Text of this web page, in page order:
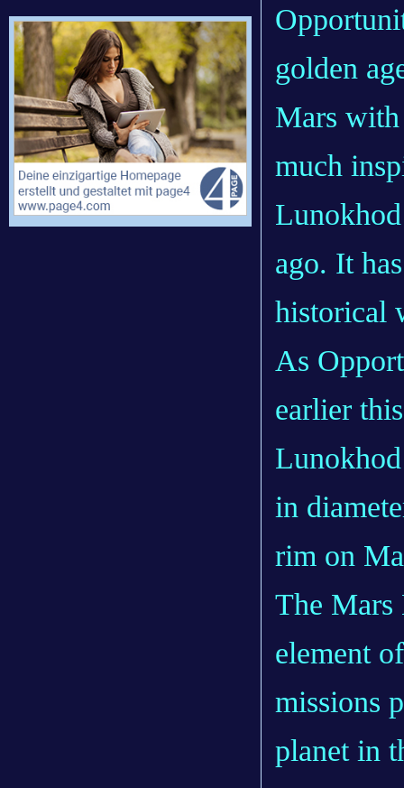
golden
Mars
much
ago. It
historical
As
earlier
in
rim on
The Mars
element
missions
planet in